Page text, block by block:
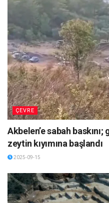
ÇEVRE
Akbelen’e sabah baskını;
zeytin kıyımına başlandı
2025-09-15